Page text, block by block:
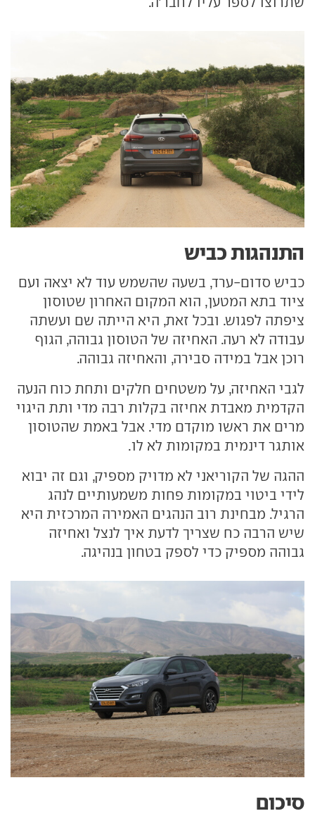
התנהגות כביש
כביש סדום-ערד, בשעה שהשמש עוד לא יצאה ועם
ציוד בתא המטען, הוא המקום האחרון שטוסון
ציפתה לפגוש. ובכל זאת, היא הייתה שם ועשתה
עבודה לא רעה. האחיזה של הטוסון גבוהה, הגוף
רוכן אבל במידה סבירה, והאחיזה גבוהה.
לגבי האחיזה, על משטחים חלקים ותחת כוח הנעה
הקדמית מאבדת אחיזה בקלות רבה מדי ותת היגוי
מרים את ראשו מוקדם מדי. אבל באמת שהטוסון
אותגר דינמית במקומות לא לו.
ההגה של הקוריאני לא מדויק מספיק, וגם זה יבוא
לידי ביטוי במקומות פחות משמעותיים לנהג
הרגיל. מבחינת רוב הנהגים האמירה המרכזית היא
שיש הרבה כח שצריך לדעת איך לנצל ואחיזה
גבוהה מספיק כדי לספק בטחון בנהיגה.
סיכום